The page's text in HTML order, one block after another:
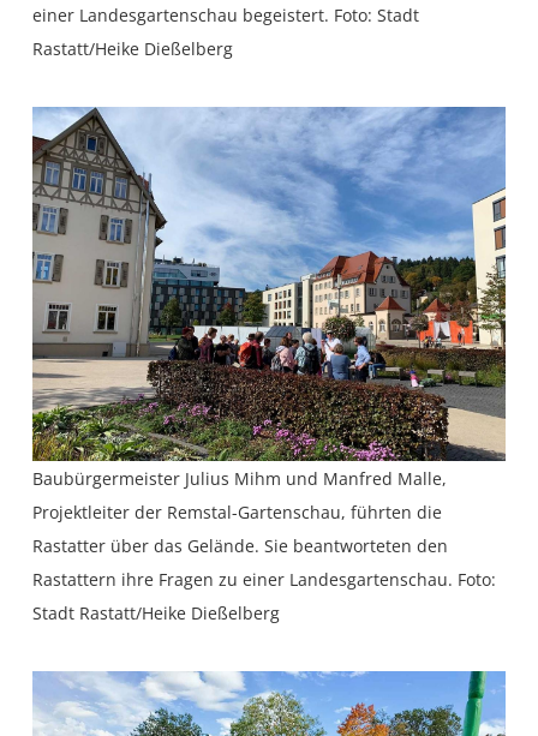
einer Landesgartenschau begeistert. Foto: Stadt
Rastatt/Heike Dießelberg
Baubürgermeister Julius Mihm und Manfred Malle,
Projektleiter der Remstal-Gartenschau, führten die
Rastatter über das Gelände. Sie beantworteten den
Rastattern ihre Fragen zu einer Landesgartenschau. Foto:
Stadt Rastatt/Heike Dießelberg